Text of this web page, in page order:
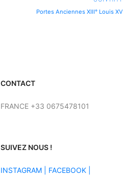
Portes Anciennes XIII° Louis XV
CONTACT
FRANCE +33 0675478101
SUIVEZ NOUS !
INSTAGRAM FACEBOOK |